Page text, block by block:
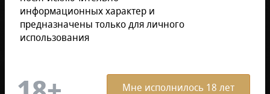
информационных характер и
предназначены только для личного
использования
Мне исполнилось 18 лет
Электронные сигареты
По умолчанию